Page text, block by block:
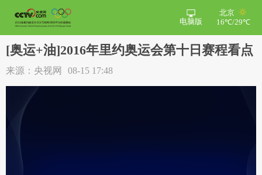
北京
16℃/29℃
电脑版
[奥运+油]2016年里约奥运会第十日赛程看点
来源：央视网 08-15 17:48